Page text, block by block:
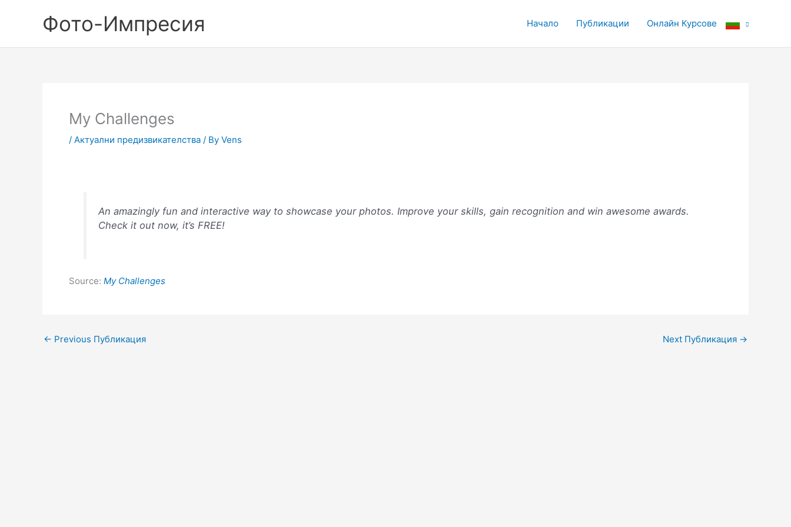
Фото-Импресия Начало Публикации Онлайн Курсове
My Challenges
/ Актуални предизвикателства / By Vens
An amazingly fun and interactive way to showcase your photos. Improve your skills, gain recognition and win awesome awards.
Check it out now, it’s FREE!
Source: My Challenges
← Previous Публикация Next Публикация →